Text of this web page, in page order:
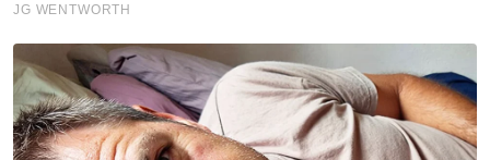
Anwar beri bayangan berita
baik buat tentera, polis pada
sambutan ambang merdeka
Nasional